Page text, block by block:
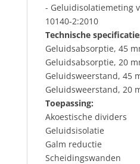
- Geluidisolatiemeting
10140-2:2010
Technische
Geluidsabsorptie, 45
Geluidsabsorptie, 20
Geluidsweerstand, 45
Geluidsweerstand, 20
Toepassing:
Akoestische dividers
Geluidsisolatie
Galm reductie
Scheidingswanden